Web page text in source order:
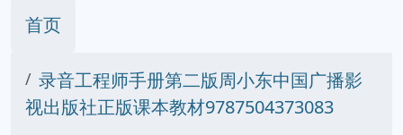
首页
录音工程师手册第二版周小东中国广播影
视出版社正版课本教材9787504373083